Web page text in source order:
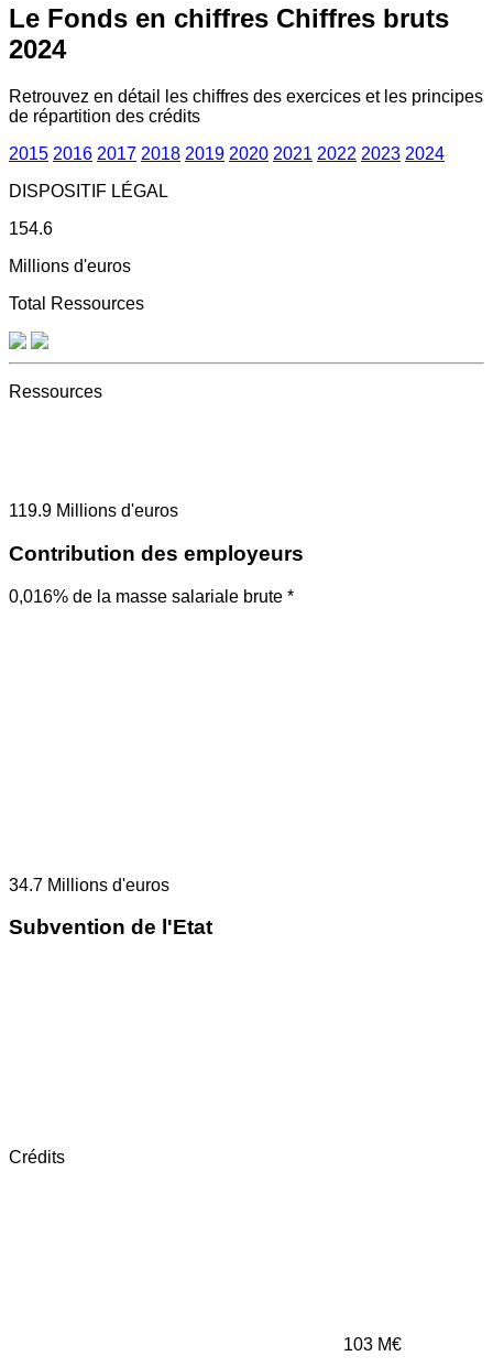
Le Fonds en chiffres Chiffres bruts
2024
Retrouvez en détail les chiffres des exercices et les principes
de répartition des crédits
2015 2016 2017 2018 2019 2020 2021 2022 2023 2024
DISPOSITIF LÉGAL
154.6
Millions d'euros
Total Ressources
Ressources
119.9 Millions d'euros
Contribution des employeurs
0,016% de la masse salariale brute *
34.7 Millions d'euros
Subvention de l'Etat
Crédits
103 M€